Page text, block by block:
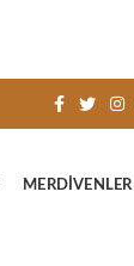
MERDIVENLER